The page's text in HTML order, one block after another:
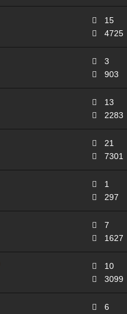
15
4725
3
903
13
2283
21
7301
1
297
7
1627
10
3099
6